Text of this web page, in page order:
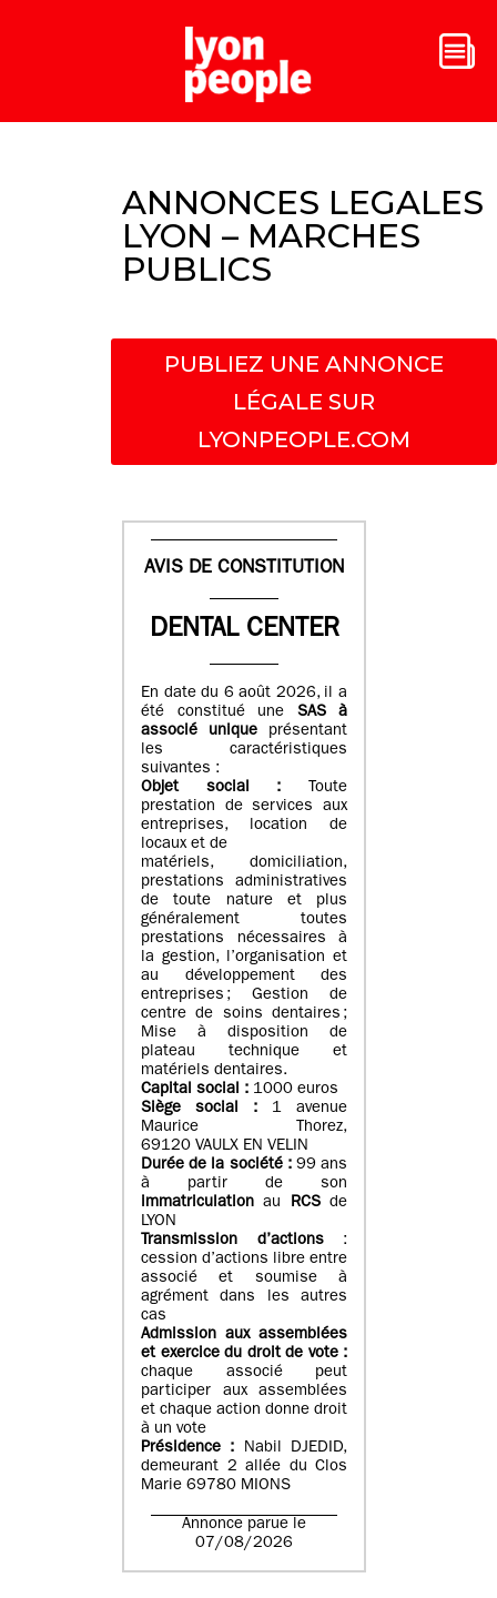
ANNONCES LEGALES
LYON – MARCHES
PUBLICS
PUBLIEZ UNE ANNONCE
LÉGALE SUR
LYONPEOPLE.COM
AVIS DE CONSTITUTION
DENTAL CENTER
En date du 6 août 2026, il a
été constitué une SAS à
associé unique présentant
les caractéristiques
suivantes :
Objet social : Toute
prestation de services aux
entreprises, location de
locaux et de
matériels, domiciliation,
prestations administratives
de toute nature et plus
généralement toutes
prestations nécessaires à
la gestion, l’organisation et
au développement des
entreprises ; Gestion de
centre de soins dentaires ;
Mise à disposition de
plateau technique et
matériels dentaires.
Capital social : 1000 euros
Siège social : 1 avenue
Maurice Thorez,
69120 VAULX EN VELIN
Durée de la société :99 ans
à partir de son
immatriculation au RCSde
LYON
Transmission d’actions:
cession d’actions libre entre
associé et soumise à
agrément dans les autres
cas
Admission aux assemblées
et exercice du droit de vote :
chaque associé peut
participer aux assemblées
et chaque action donne droit
à un vote
Présidence : Nabil DJEDID,
demeurant 2 allée du Clos
Marie 69780 MIONS
Annonce parue le
07/08/2026